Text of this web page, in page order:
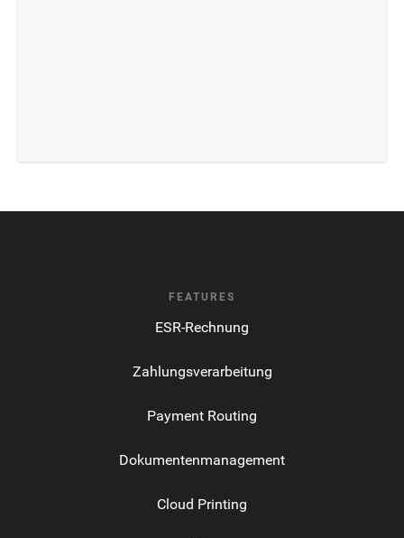
FEATURES
ESR-Rechnung
Zahlungsverarbeitung
Payment Routing
Dokumentenmanagement
Cloud Printing